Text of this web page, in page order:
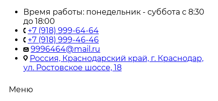
Время работы: понедельник - суббота с 8:30
до 18:00
+7 (918) 999-64-64
+7 (918) 999-46-46
9996464@mail.ru
Россия, Краснодарский край, г. Краснодар,
ул. Ростовское шоссе, 18
Меню